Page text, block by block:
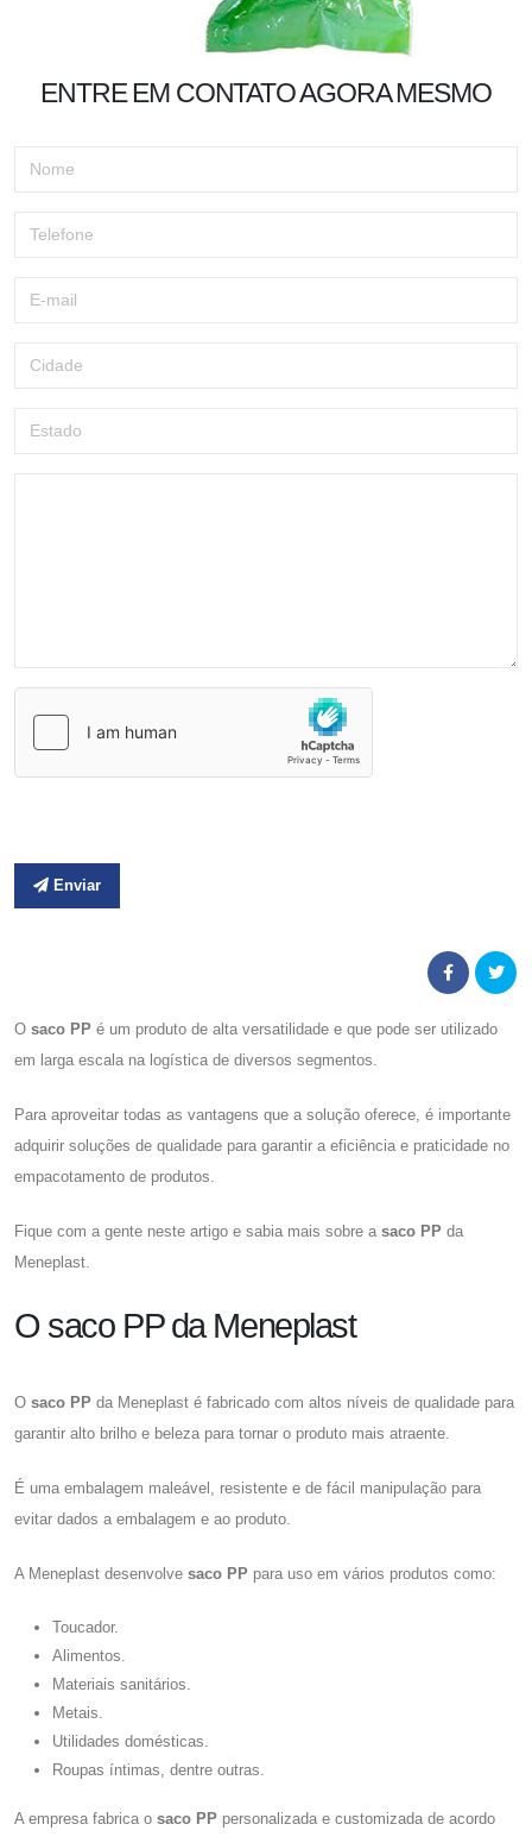
ENTRE EM CONTATO AGORA MESMO
Enviar
O saco PP é um produto de alta versatilidade e que pode ser utilizado
em larga escala na logística de diversos segmentos.
Para aproveitar todas as vantagens que a solução oferece, é importante
adquirir soluções de qualidade para garantir a eficiência e praticidade no
empacotamento de produtos.
Fique com a gente neste artigo e sabia mais sobre a saco PP da
Meneplast.
O saco PP da Meneplast
O saco PP da Meneplast é fabricado com altos níveis de qualidade para
garantir alto brilho e beleza para tornar o produto mais atraente.
É uma embalagem maleável, resistente e de fácil manipulação para
evitar dados a embalagem e ao produto.
A Meneplast desenvolve saco PP para uso em vários produtos como:
Toucador.
Alimentos.
Materiais sanitários.
Metais.
Utilidades domésticas.
Roupas íntimas, dentre outras.
A empresa fabrica o saco PP personalizada e customizada de acordo